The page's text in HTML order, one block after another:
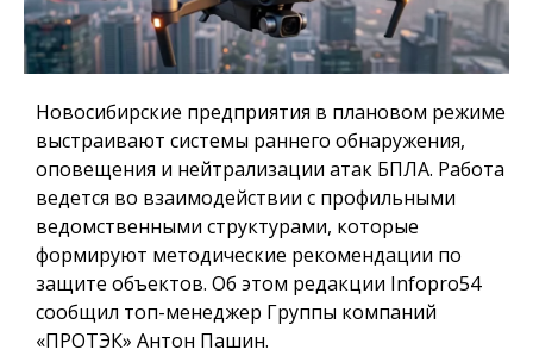
Новосибирские предприятия в плановом режиме
выстраивают системы раннего обнаружения,
оповещения и нейтрализации атак БПЛА. Работа
ведется во взаимодействии с профильными
ведомственными структурами, которые
формируют методические рекомендации по
защите объектов. Об этом редакции Infopro54
сообщил топ-менеджер Группы компаний
«ПРОТЭК» Антон Пашин.